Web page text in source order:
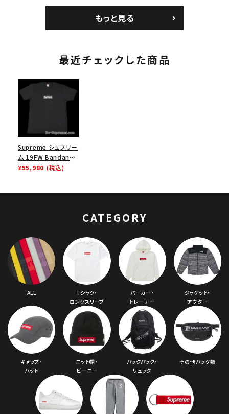
もっと見る
最近チェックした商品
Supreme シュプリー
ム 19FW Bandana
Box Logo Tee バン
¥55,980 (税込)
CATEGORY
ALL
Tシャツ・
ロングスリーブ
パーカー・
トレーナー
ジャケット・
アウター
キャップ・
ハット
ニット帽・
ビーニー
バックパック・
リュック
その他バッグ類